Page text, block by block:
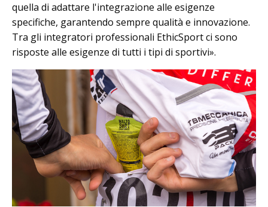
quella di adattare l'integrazione alle esigenze
specifiche, garantendo sempre qualità e innovazione.
Tra gli integratori professionali EthicSport ci sono
risposte alle esigenze di tutti i tipi di sportivi».